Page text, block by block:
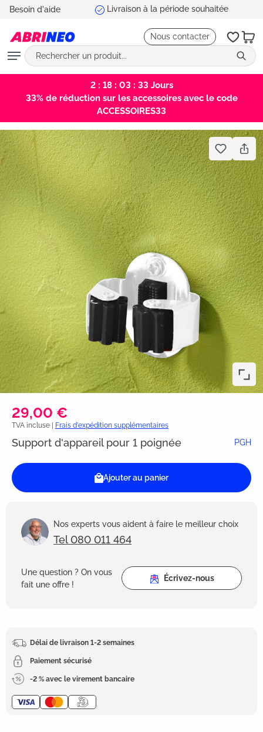
principal
Besoin d'aide
Nous contacter
2 : 18 : 03 : 33 Jours
33% de réduction sur les accessoires avec le code
ACCESSOIRES33
Bildergalerie überspringen
29,00 €
TVA incluse | Frais d'expédition supplémentaires
Support d'appareil pour 1 poignée PGH
Ajouter au panier
Nos experts vous aident à faire le meilleur choix
Tel 080 011 464
Une question ? On vous
fait une offre !
Écrivez-nous
Délai de livraison 1-2 semaines
Paiement sécurisé
-2 % avec le virement bancaire